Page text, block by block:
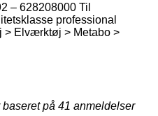
– 628208000 Til
professional
Elværktøj > Metabo >
på 41 anmeldelser